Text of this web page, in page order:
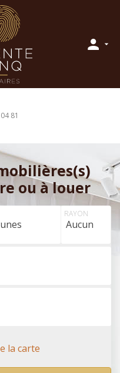
81
ou à louer
RAYON
Aucun
la carte